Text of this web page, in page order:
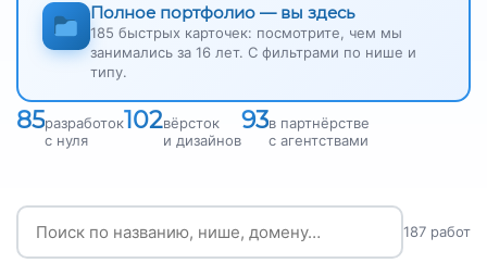
Полное портфолио — вы здесь
185 быстрых карточек: посмотрите, чем мы
занимались за 16 лет. С фильтрами по нише и
типу.
85разработок
с нуля
102вёрсток
и дизайнов
93в партнёрстве
с агентствами
187 работ